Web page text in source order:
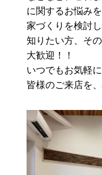
に関するお悩み
家づくりを検討
知りたい方、そ
大歓迎！！
いつでもお気軽
皆様のご来店を